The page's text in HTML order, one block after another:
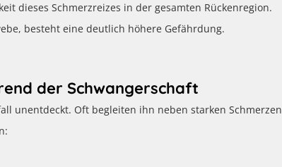
dieses Schmerzreizes in der gesamten Rückenregion.
besteht eine deutlich höhere Gefährdung.
der Schwangerschaft
unentdeckt. Oft begleiten ihn neben starken Schmerzen